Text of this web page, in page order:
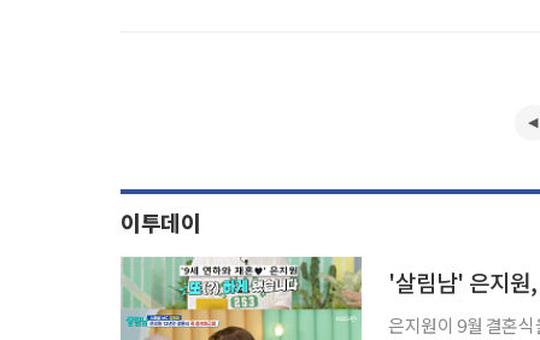
이투데이
'살림남' 은지
은지원이 9월 결혼식을 앞두고 청첩장이 없다고 밝혔다. 9일 방송된 KBS2 ‘살림하는 남자들